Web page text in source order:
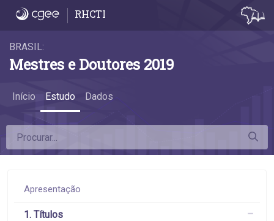
5.1 Mestres profissionais - 5.1 Mestres
RHCTI
BRASIL:
Mestres e Doutores 2019
Início Estudo Dados
Apresentação
1. Títulos